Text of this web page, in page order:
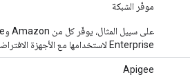
موفّر الشبكة
Enterprise لاستخدامها مع الأجهزة الافتراضية الخاصة بهما.
Apigee